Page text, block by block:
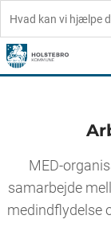
MED-
samarbejde
medindflydelse